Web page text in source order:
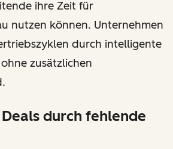
ihre Zeit für
nutzen können. Unternehmen
durch intelligente
zusätzlichen
durch fehlende